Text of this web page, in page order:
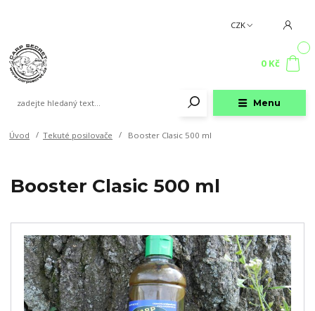
Menu
CZK
0 Kč
Úvod Tekuté posilovače Booster Clasic 500 ml
Booster Clasic 500 ml